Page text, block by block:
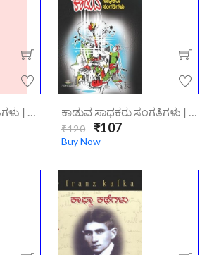
ಕಾಡುವ ಸಾಧಕರ ಸಂಗತಿಗಳು | Kaduva Sadhakara Sangathigalu ಕಾಡುವ ಸಾಧಕರು ಸಂಗತಿಗಳು | Kaduva Sadhakaru Sangathigalu
₹120 ₹107
Buy Now